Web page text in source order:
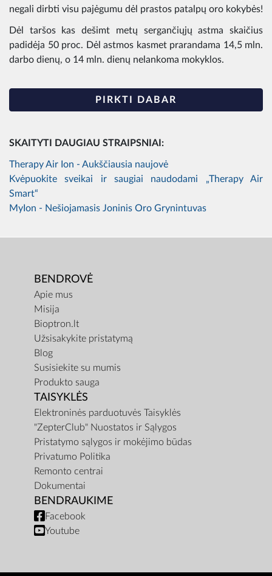
negali dirbti visu pajėgumu dėl prastos patalpų oro kokybės!
Dėl taršos kas dešimt metų sergančiųjų astma skaičius
padidėja 50 proc. Dėl astmos kasmet prarandama 14,5 mln.
darbo dienų, o 14 mln. dienų nelankoma mokyklos.
PIRKTI DABAR
SKAITYTI DAUGIAU STRAIPSNIAI:
Therapy Air Ion - Aukščiausia naujovė
Kvėpuokite sveikai ir saugiai naudodami „Therapy Air
Smart“
MyIon - Nešiojamasis Joninis Oro Grynintuvas
BENDROVĖ
Apie mus
Misija
Bioptron.lt
Užsisakykite pristatymą
Blog
Susisiekite su mumis
Produkto sauga
TAISYKLĖS
Elektroninės parduotuvės Taisyklės
"ZepterClub" Nuostatos ir Sąlygos
Pristatymo sąlygos ir mokėjimo būdas
Privatumo Politika
Remonto centrai
Dokumentai
BENDRAUKIME
Facebook
Youtube